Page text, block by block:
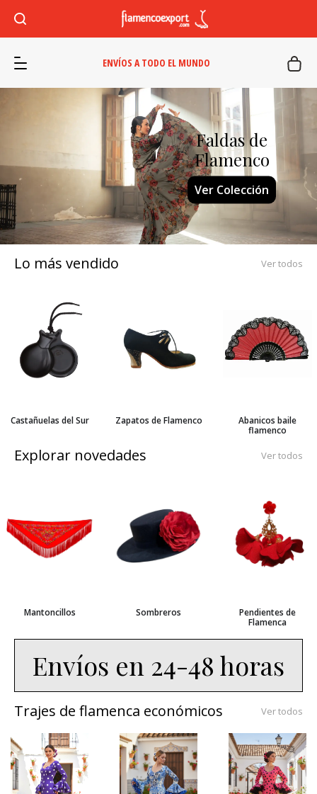
ENVÍOS A TODO EL MUNDO
Flamenco
Ver Colección
Castañuelas
Comprar ahora
Lo más vendido Ver todos
Castañuelas del Sur Zapatos de Flamenco
Abanicos baile
flamenco
Explorar novedades Ver todos
Mantoncillos Sombreros
Pendientes de
Flamenca
Envíos en 24-48 horas
Trajes de flamenca económicos Ver todos